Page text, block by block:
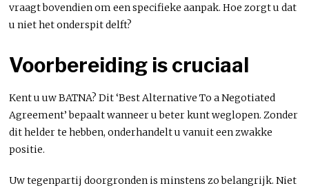
vraagt bovendien om een specifieke aanpak. Hoe zorgt u dat
u niet het onderspit delft?
Voorbereiding is cruciaal
Kent u uw BATNA? Dit ‘Best Alternative To a Negotiated
Agreement’ bepaalt wanneer u beter kunt weglopen. Zonder
dit helder te hebben, onderhandelt u vanuit een zwakke
positie.
Uw tegenpartij doorgronden is minstens zo belangrijk. Niet